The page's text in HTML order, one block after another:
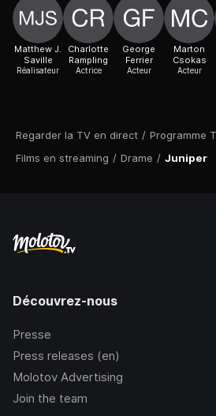
Regarder la TV en direct / Programme
Films en streaming / Drame / Juniper
Matthew J.
Saville
Réalisateur
Charlotte
Rampling
Actrice
George
Ferrier
Acteur
Marton
Csokas
Acteur
Découvrez-nous
Presse
Press releases (en)
Molotov Advertising
Join the team